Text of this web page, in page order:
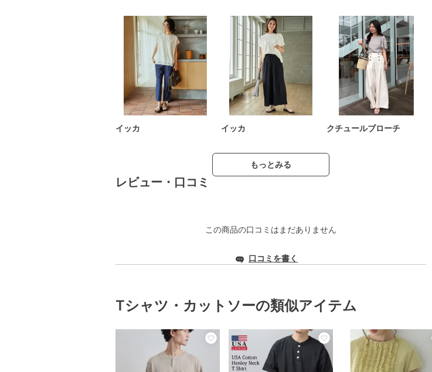
イッカ イッカ クチュールブローチ
もっとみる
レビュー・口コミ
この商品の口コミはまだありません
口コミを書く
Tシャツ・カットソーの類似アイテム